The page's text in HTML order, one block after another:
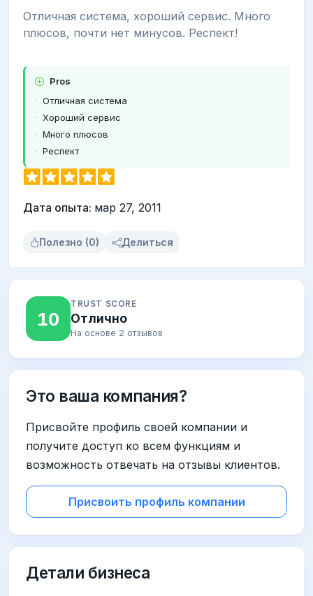
Отличная система, хороший сервис. Много
плюсов, почти нет минусов. Респект!
Pros
Отличная система
Хороший сервис
Много плюсов
Респект
Дата опыта: мар 27, 2011
Полезно (0) Делиться
10
TRUST SCORE
Отлично
На основе 2 отзывов
Это ваша компания?
Присвойте профиль своей компании и
получите доступ ко всем функциям и
возможность отвечать на отзывы клиентов.
Присвоить профиль компании
Детали бизнеса